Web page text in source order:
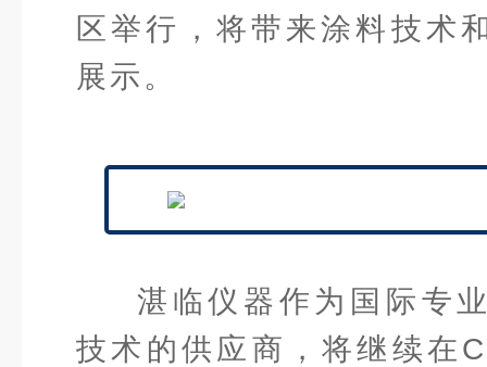
区举行，将带来涂料技术
展示。
湛临仪器作为国际专
技术的供应商，将继续在